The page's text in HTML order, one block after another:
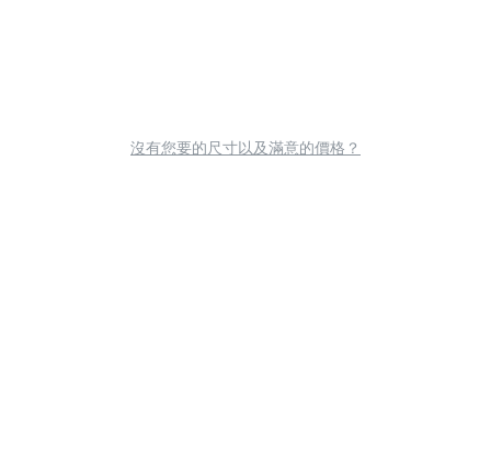
沒有您要的尺寸以及滿意的價格？